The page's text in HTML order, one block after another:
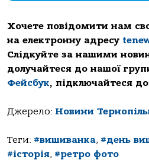
Хочете повідомити нам
на електронну адресу
Слідкуйте за нашими
долучайтеся до нашої
Фейсбук, підключайтеся
Джерело: Новини
Теги: #вишиванка, #день
#історія, #ретро фото